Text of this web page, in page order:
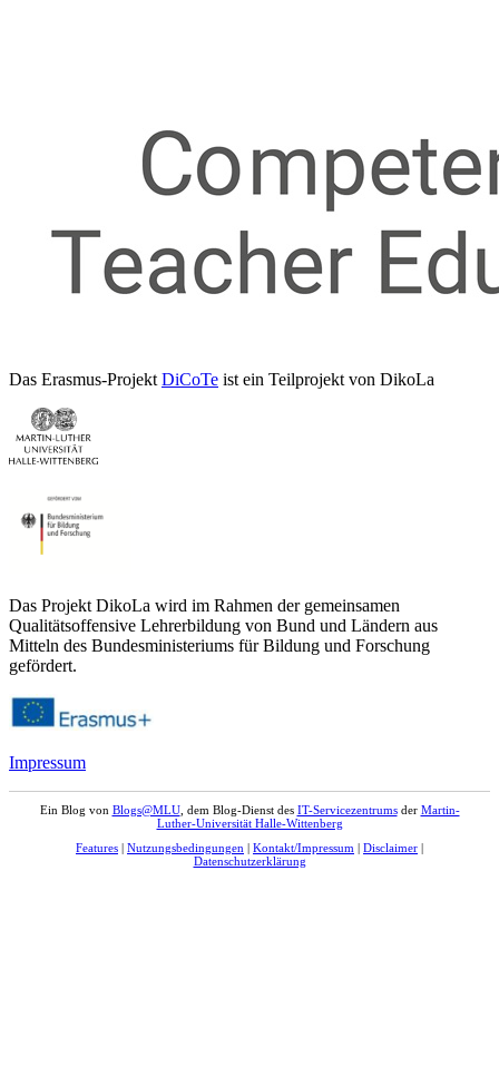
Das Erasmus-Projekt DiCoTe ist ein Teilprojekt von DikoLa
Das Projekt DikoLa wird im Rahmen der gemeinsamen
Qualitätsoffensive Lehrerbildung von Bund und Ländern aus
Mitteln des Bundesministeriums für Bildung und Forschung
gefördert.
Impressum
Ein Blog von Blogs@MLU, dem Blog-Dienst des IT-Servicezentrumsder Martin-
Luther-Universität Halle-Wittenberg
Features | Nutzungsbedingungen | Kontakt/Impressum | Disclaimer |
Datenschutzerklärung